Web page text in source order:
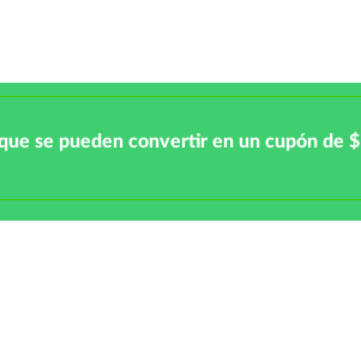
se pueden convertir en un cupón de $